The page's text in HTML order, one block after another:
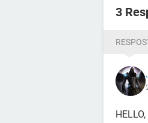
3
HELLO,